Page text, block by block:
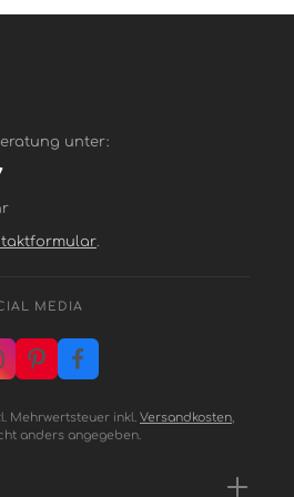
unter:
.
MEDIA
Mehrwertsteuer inkl. Versandkosten,
anders angegeben.